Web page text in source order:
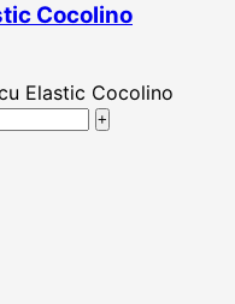
Cocolino
Elastic Cocolino